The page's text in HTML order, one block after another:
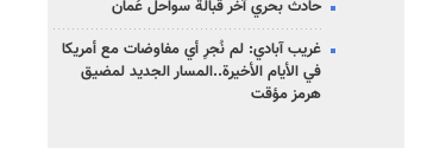
حادث بحري آخر قبالة سواحل عُمان
غريب آبادي: لم نُجرِ أي مفاوضات مع أمريكا
في الأيام الأخيرة..المسار الجديد لمضيق
هرمز مؤقت